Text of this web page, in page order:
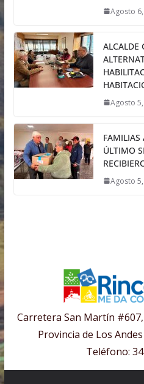
Agosto
ALCALDE
Agosto
FAMILIAS
ÚLTIMO
Agosto
Carretera San Martín
Provincia de Los
Teléfono: